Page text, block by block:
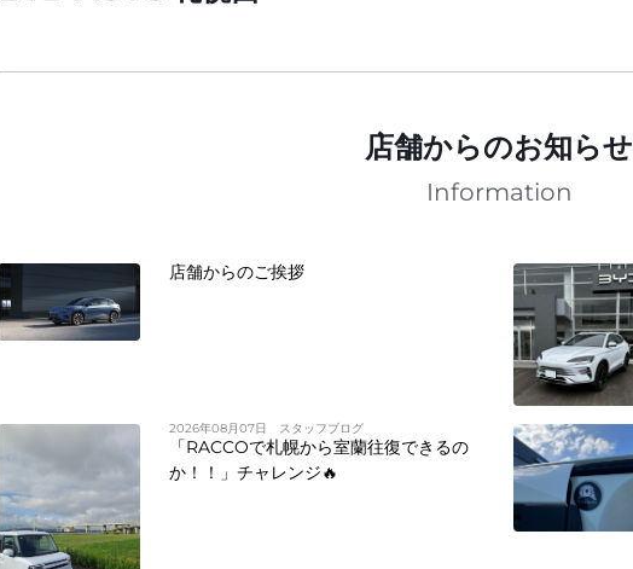
店舗からのお知らせ
Information
店舗からのご挨拶
2026年08月07日 スタッフブログ
「RACCOで札幌から室蘭往復できるの
か！！」チャレンジ🔥